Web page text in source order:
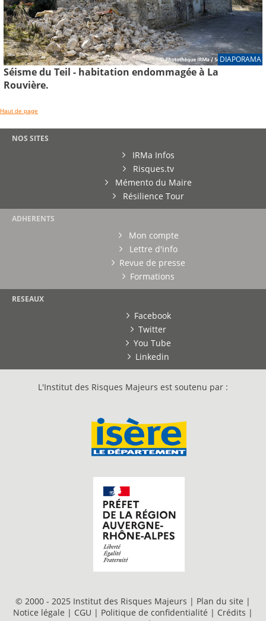
DIAPORAMA
Séisme du Teil - habitation endommagée à La
Rouvière.
Haut de page
NOS SITES
IRMa Infos
Risques.tv
Mémento du Maire
Résilience Tour
ADHERENTS
Mon compte
Lettre d'info
Revue de presse
Formations
RESEAUX
Facebook
Twitter
You Tube
Linkedin
L'Institut des Risques Majeurs est soutenu par :
© 2000 - 2025 Institut des Risques Majeurs | Plan du site |
Notice légale | CGU | Politique de confidentialité | Crédits |